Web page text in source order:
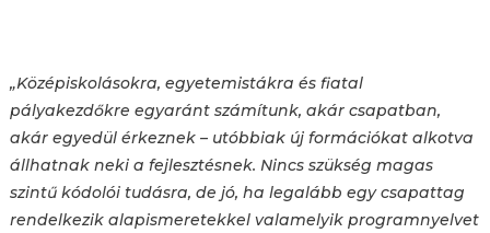
„Középiskolásokra, egyetemistákra és fiatal
pályakezdőkre egyaránt számítunk, akár csapatban,
akár egyedül érkeznek – utóbbiak új formációkat alkotva
állhatnak neki a fejlesztésnek. Nincs szükség magas
szintű kódolói tudásra, de jó, ha legalább egy csapattag
rendelkezik alapismeretekkel valamelyik programnyelvet